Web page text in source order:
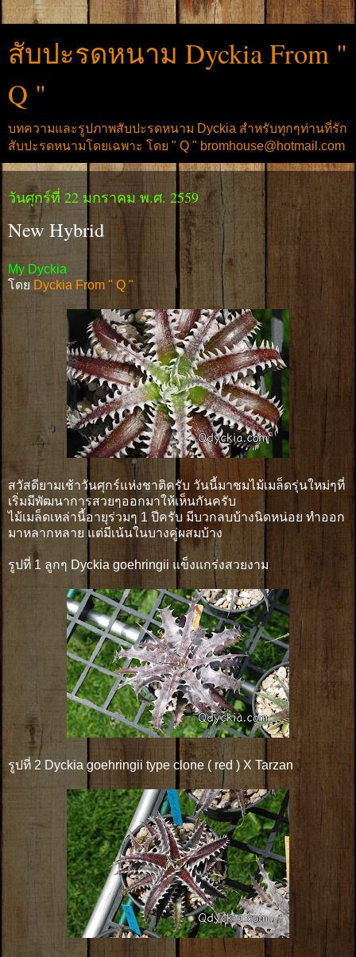
สับปะรดหนาม Dyckia From "
Q "
บทความและรูปภาพสับปะรดหนาม Dyckia สำหรับทุกๆท่านที่รัก
สับปะรดหนามโดยเฉพาะ โดย " Q " bromhouse@hotmail.com
วันศุกร์ที่ 22 มกราคม พ.ศ. 2559
New Hybrid
My Dyckia
โดย Dyckia From " Q "
สวัสดียามเช้าวันศุกร์แห่งชาติครับ วันนี้มาชมไม้เมล็ดรุ่นใหม่ๆที่
เริ่มมีพัฒนาการสวยๆออกมาให้เห็นกันครับ
ไม้เมล็ดเหล่านี้อายุร่วมๆ 1 ปีครับ มีบวกลบบ้างนิดหน่อย ทำออก
มาหลากหลาย แต่มีเน้นในบางคู่ผสมบ้าง
รูปที่ 1 ลูกๆ Dyckia goehringii แข็งแกร่งสวยงาม
รูปที่ 2 Dyckia goehringii type clone ( red ) X Tarzan